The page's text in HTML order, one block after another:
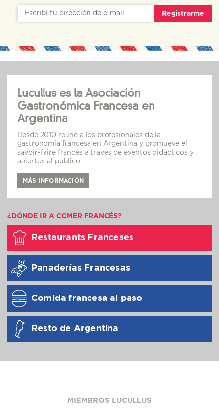
Registrarme
Lucullus es la Asociación
Gastronómica Francesa en
Argentina
Desde 2010 reúne a los profesionales de la
gastronomía francesa en Argentina y promueve el
savoir-faire francés a través de eventos didácticos y
abiertos al público.
MÁS INFORMACIÓN
¿DÓNDE IR A COMER FRANCÉS?
Restaurants Franceses
Panaderías Francesas
Comida francesa al paso
Resto de Argentina
MIEMBROS LUCULLUS